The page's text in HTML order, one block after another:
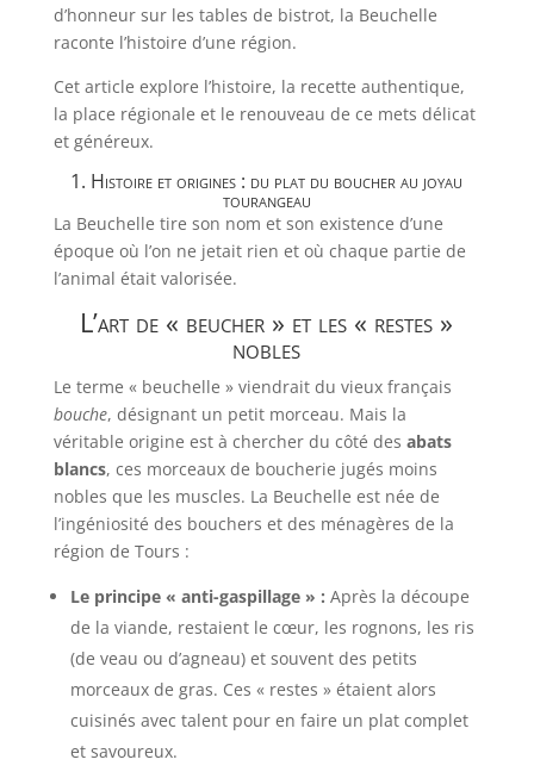
d’honneur sur les tables de bistrot, la Beuchelle
raconte l’histoire d’une région.
Cet article explore l’histoire, la recette authentique,
la place régionale et le renouveau de ce mets délicat
et généreux.
1. Histoire et origines : du plat du boucher au joyau
tourangeau
La Beuchelle tire son nom et son existence d’une
époque où l’on ne jetait rien et où chaque partie de
l’animal était valorisée.
L’art de « beucher » et les « restes »
nobles
Le terme « beuchelle » viendrait du vieux français
bouche, désignant un petit morceau. Mais la
véritable origine est à chercher du côté des abats
blancs, ces morceaux de boucherie jugés moins
nobles que les muscles. La Beuchelle est née de
l’ingéniosité des bouchers et des ménagères de la
région de Tours :
Le principe « anti-gaspillage » : Après la découpe
de la viande, restaient le cœur, les rognons, les ris
(de veau ou d’agneau) et souvent des petits
morceaux de gras. Ces « restes » étaient alors
cuisinés avec talent pour en faire un plat complet
et savoureux.